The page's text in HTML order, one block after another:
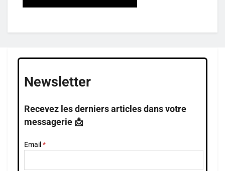
Newsletter
Recevez les derniers articles dans votre
messagerie 📩
Email